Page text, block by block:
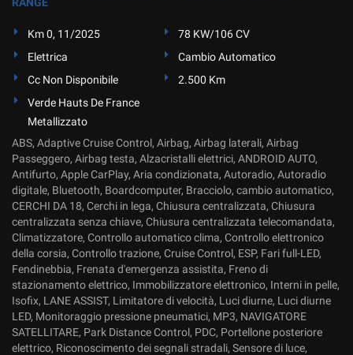
Km 0, 11/2025
78 KW/106 CV
Elettrica
Cambio Automatico
Cc Non Disponibile
2.500 Km
Verde Hauts De France
Metallizzato
ABS, Adaptive Cruise Control, Airbag, Airbag laterali, Airbag
Passeggero, Airbag testa, Alzacristalli elettrici, ANDROID AUTO,
Antifurto, Apple CarPlay, Aria condizionata, Autoradio, Autoradio
digitale, Bluetooth, Boardcomputer, Bracciolo, cambio automatico,
CERCHI DA 18, Cerchi in lega, Chiusura centralizzata, Chiusura
centralizzata senza chiave, Chiusura centralizzata telecomandata,
Climatizzatore, Controllo automatico clima, Controllo elettronico
della corsia, Controllo trazione, Cruise Control, ESP, Fari full-LED,
Fendinebbia, Frenata d'emergenza assistita, Freno di
stazionamento elettrico, Immobilizzatore elettronico, Interni in pelle,
Isofix, LANE ASSIST, Limitatore di velocità, Luci diurne, Luci diurne
LED, Monitoraggio pressione pneumatici, MP3, NAVIGATORE
SATELLITARE, Park Distance Control, PDC, Portellone posteriore
elettrico, Riconoscimento dei segnali stradali, Sensore di luce,
impostazioni